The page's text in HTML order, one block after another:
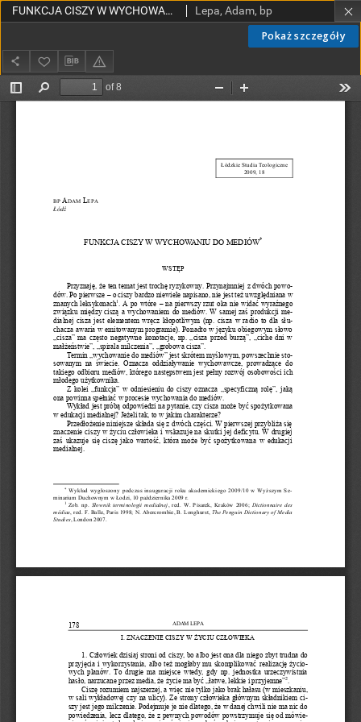
Pokaż szczegóły
FUNKCJA CISZY W WYCHOWANIU DO MEDIÓW Lepa, Adam, bp